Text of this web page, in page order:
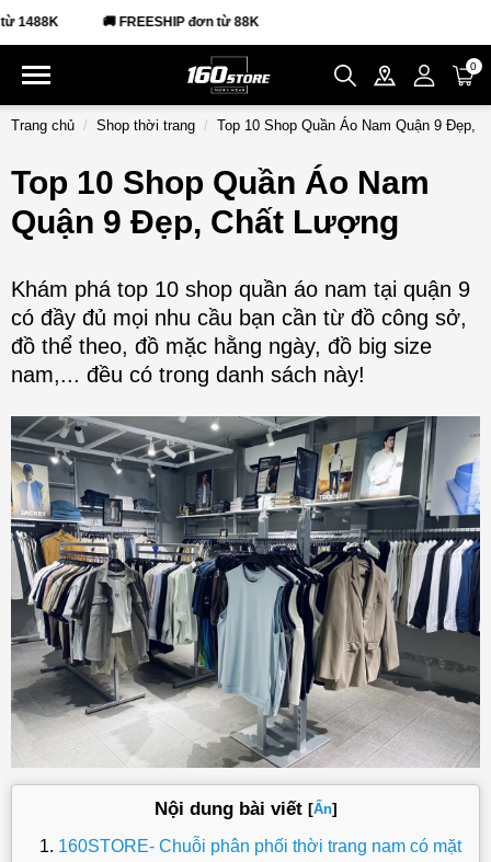
đơn từ 88K
0
Trang chủ Shop thời trang Top 10 Shop Quần Áo Nam Quận 9 Đẹp,
Top 10 Shop Quần Áo Nam
Quận 9 Đẹp, Chất Lượng
Khám phá top 10 shop quần áo nam tại quận 9
có đầy đủ mọi nhu cầu bạn cần từ đồ công sở,
đồ thể theo, đồ mặc hằng ngày, đồ big size
nam,... đều có trong danh sách này!
Nội dung bài viết [Ẩn]
160STORE- Chuỗi phân phối thời trang nam có mặt